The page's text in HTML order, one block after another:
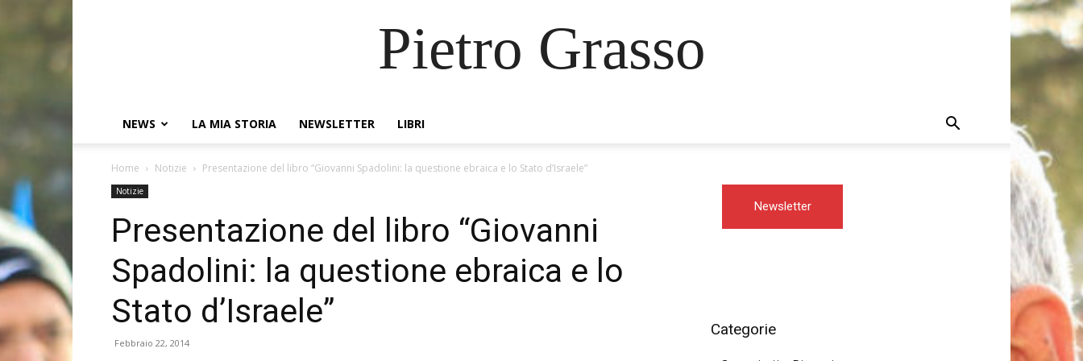
Pietro Grasso
NEWS LA MIA STORIA NEWSLETTER LIBRI
Home Notizie Presentazione del libro “Giovanni Spadolini: la questione ebraica e lo Stato d’Israele”
Notizie
Presentazione del libro “Giovanni
Spadolini: la questione ebraica e lo
Stato d’Israele”
Febbraio 22, 2014
Newsletter
Categorie